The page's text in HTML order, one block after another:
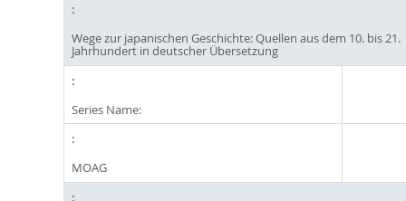
Wege zur japanischen Geschichte: Quellen aus dem 10. bis 21.
Jahrhundert in deutscher Übersetzung
Series Name:
MOAG